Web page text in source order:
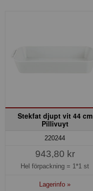
Stekfat djupt vit 44 cm
Pillivuyt
220244
943,80 kr
Hel förpackning = 1*1 st
Lagerinfo »